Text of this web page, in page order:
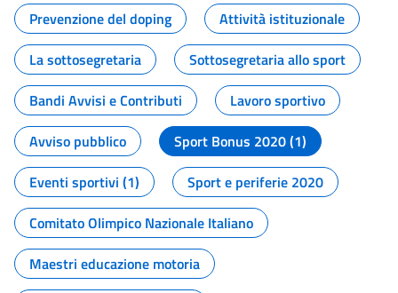
Prevenzione del doping
Attività istituzionale
La sottosegretaria
Sottosegretaria allo sport
Bandi Avvisi e Contributi
Lavoro sportivo
Avviso pubblico
Sport Bonus 2020 (1)
Eventi sportivi (1)
Sport e periferie 2020
Comitato Olimpico Nazionale Italiano
Maestri educazione motoria